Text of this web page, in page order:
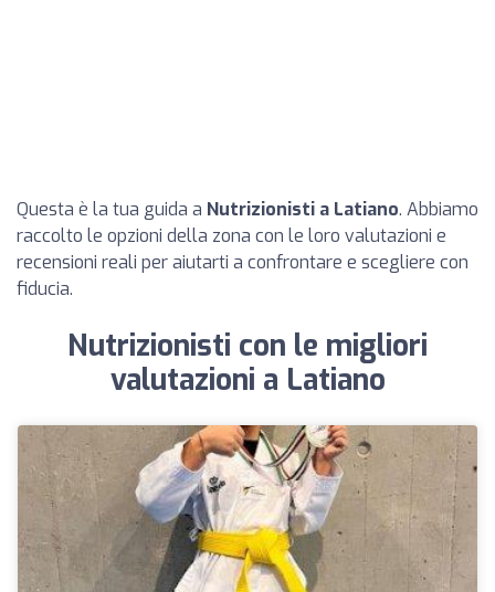
Questa è la tua guida a Nutrizionisti a Latiano. Abbiamo
raccolto le opzioni della zona con le loro valutazioni e
recensioni reali per aiutarti a confrontare e scegliere con
fiducia.
Nutrizionisti con le migliori
valutazioni a Latiano